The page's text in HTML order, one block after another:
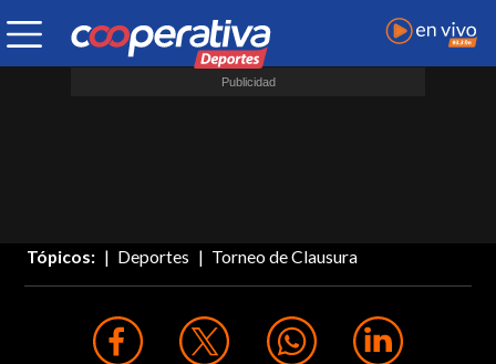
Tópicos: Deportes Torneo de Clausura